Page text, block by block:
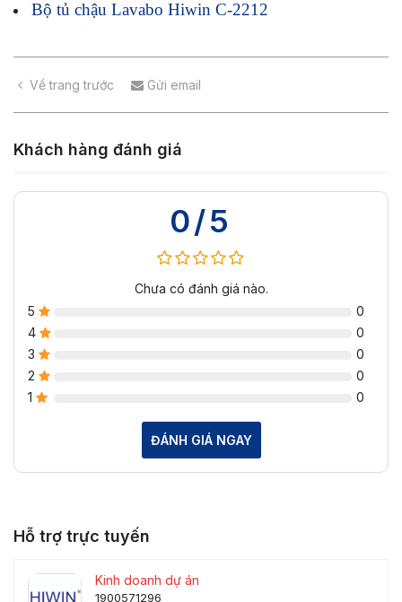
Bộ tủ chậu Lavabo Hiwin C-2212
Về trang trước Gửi email
Khách hàng đánh giá
0/5
Chưa có đánh giá nào.
5
0
4
0
3
0
2
0
1
0
ĐÁNH GIÁ NGAY
Hỗ trợ trực tuyến
Kinh doanh dự án
1900571296